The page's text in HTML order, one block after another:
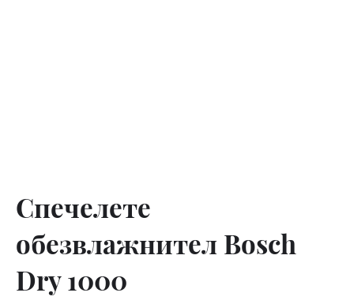
Спечелете
обезвлажнител Bosch
Dry 1000